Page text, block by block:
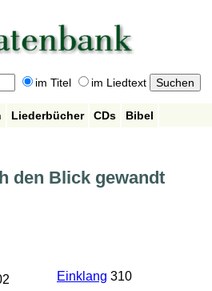
im Titel im Liedtext
Liederbücher CDs
Bibel
den Blick gewandt
Einklang 310